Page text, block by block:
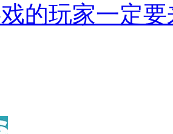
的玩家一定